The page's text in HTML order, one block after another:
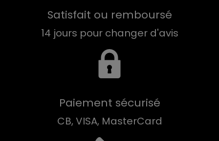
Satisfait ou remboursé
14 jours pour changer d'avis
Paiement sécurisé
CB, VISA, MasterCard